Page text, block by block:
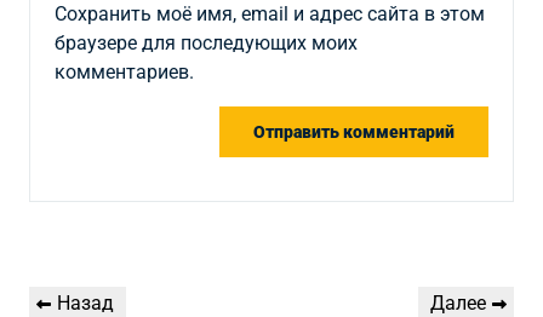
Сохранить моё имя, email и адрес сайта в этом
браузере для последующих моих
комментариев.
Предыдущая
Назад Следующая
Далее